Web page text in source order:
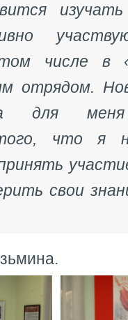
числе в
отрядом.
для
что я
свои